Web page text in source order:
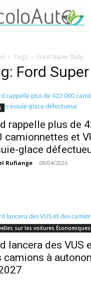
Tags Ford Super Duty
Ford
rappelle plus de
camionnettes et
glace
Rufiange - 08/04/2026
sur les voitures
lancera des VUS
camions à